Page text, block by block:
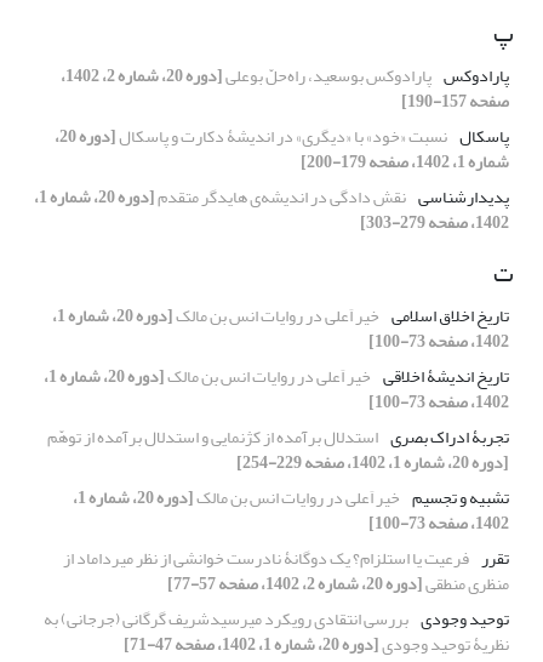
پ
پارادوکس پارادوکس بوسعید، راه‌حلّ بوعلی [دوره 20، شماره 2، 1402،
صفحه 157-190]
پاسکال نسبت «خود» با «دیگری» در اندیشۀ دکارت و پاسکال [دوره 20،
شماره 1، 1402، صفحه 179-200]
پدیدارشناسی نقش دادگی در اندیشه‌ی هایدگر متقدم [دوره 20، شماره 1،
1402، صفحه 279-303]
ت
تاریخ اخلاق اسلامی خیر اَعلی در روایات انس بن مالک [دوره 20، شماره 1،
1402، صفحه 73-100]
تاریخ اندیشۀ اخلاقی خیر اَعلی در روایات انس بن مالک [دوره 20، شماره 1،
1402، صفحه 73-100]
تجربۀ ادراک بصری استدلال برآمده از کژنمایی و استدلال برآمده از توهّم
[دوره 20، شماره 1، 1402، صفحه 229-254]
تشبیه و تجسیم خیر اَعلی در روایات انس بن مالک [دوره 20، شماره 1،
1402، صفحه 73-100]
تقرر فرعیت یا استلزام؟ یک دوگانۀ نادرست خوانشی از نظر میرداماد از
منظری منطقی[دوره 20، شماره 2، 1402، صفحه 57-77]
توحید وجودی بررسی انتقادی رویکرد میرسیدشریف گرگانی (جرجانی) به
نظریۀ توحید وجودی[دوره 20، شماره 1، 1402، صفحه 47-71]